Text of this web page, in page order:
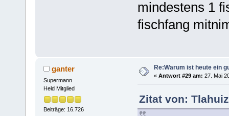
mindestens 1
fischfang
ganter
Supermann
Held Mitglied
Beiträge: 16.726
Re:Warum ist heute ein
« Antwort #29 am: 27. Mai
Zitat von: